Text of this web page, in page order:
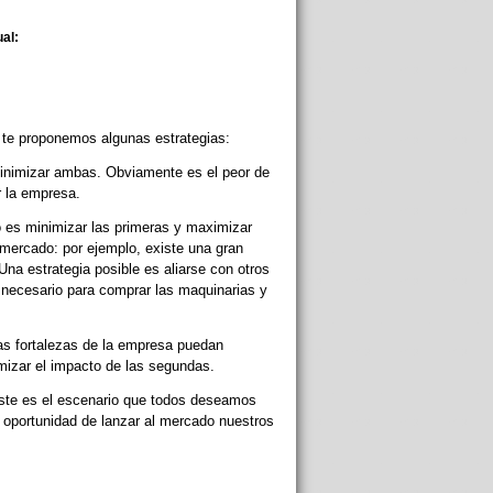
proponemos algunas estrategias:
ambas. Obviamente es el peor de
la empresa.
es minimizar las primeras y maximizar
por ejemplo, existe una gran
estrategia posible es aliarse con otros
para comprar las maquinarias y
fortalezas de la empresa puedan
el impacto de las segundas.
es el escenario que todos deseamos
de lanzar al mercado nuestros